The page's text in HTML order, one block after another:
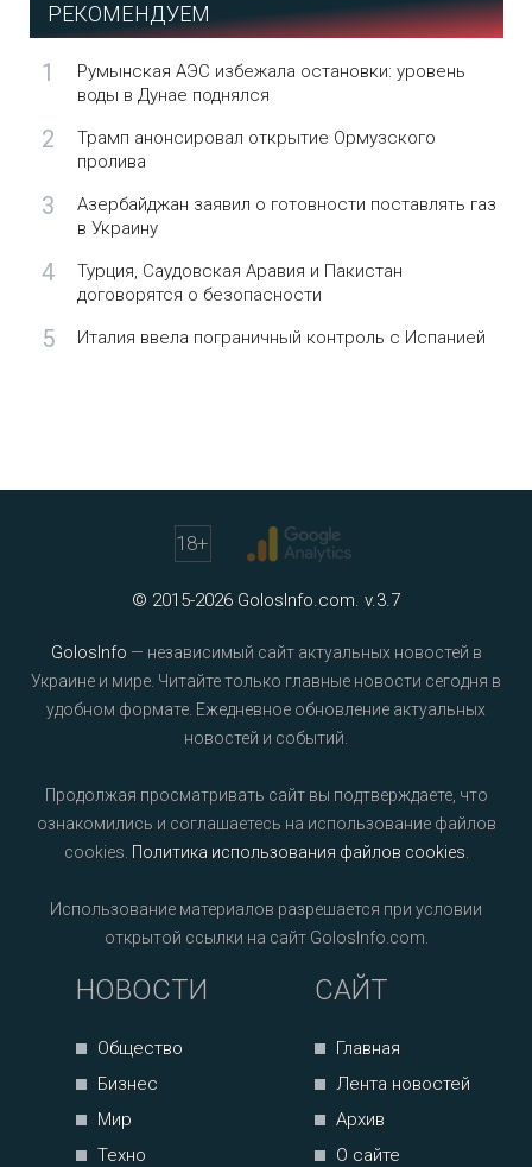
РЕКОМЕНДУЕМ
1
Румынская АЭС избежала остановки: уровень
воды в Дунае поднялся
2
Трамп анонсировал открытие Ормузского
пролива
3
Азербайджан заявил о готовности поставлять газ
в Украину
4
Турция, Саудовская Аравия и Пакистан
договорятся о безопасности
5 Италия ввела пограничный контроль с Испанией
18+
© 2015-2026 GolosInfo.com. v.3.7
GolosInfo — независимый сайт актуальных новостей в
Украине и мире. Читайте только главные новости сегодня в
удобном формате. Ежедневное обновление актуальных
новостей и событий.
Продолжая просматривать сайт вы подтверждаете, что
ознакомились и соглашаетесь на использование файлов
cookies. Политика использования файлов cookies
Использование материалов разрешается при условии
открытой ссылки на сайт GolosInfo.com.
НОВОСТИ
Общество
Бизнес
Мир
Техно
САЙТ
Главная
Лента новостей
Архив
О сайте